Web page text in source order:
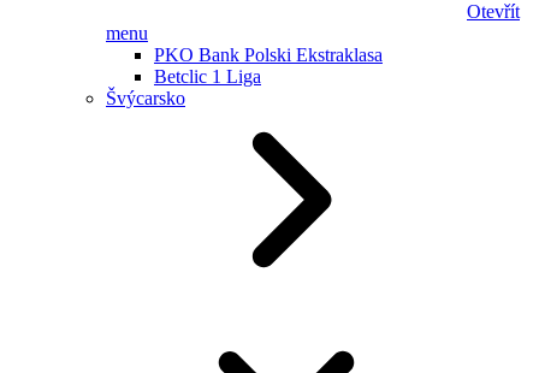
Otevřít
menu
PKO Bank Polski Ekstraklasa
Betclic 1 Liga
Švýcarsko